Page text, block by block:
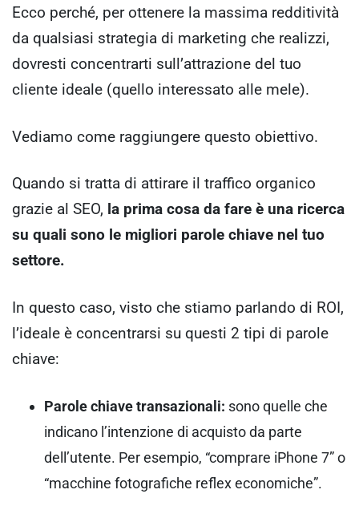
Ecco perché, per ottenere la massima redditività
da qualsiasi strategia di marketing che realizzi,
dovresti concentrarti sull’attrazione del tuo
cliente ideale (quello interessato alle mele).
Vediamo come raggiungere questo obiettivo.
Quando si tratta di attirare il traffico organico
grazie al SEO, la prima cosa da fare è una ricerca
su quali sono le migliori parole chiave nel tuo
settore.
In questo caso, visto che stiamo parlando di ROI,
l’ideale è concentrarsi su questi 2 tipi di parole
chiave:
Parole chiave transazionali: sono quelle che
indicano l’intenzione di acquisto da parte
dell’utente. Per esempio, “comprare iPhone 7” o
“macchine fotografiche reflex economiche”.